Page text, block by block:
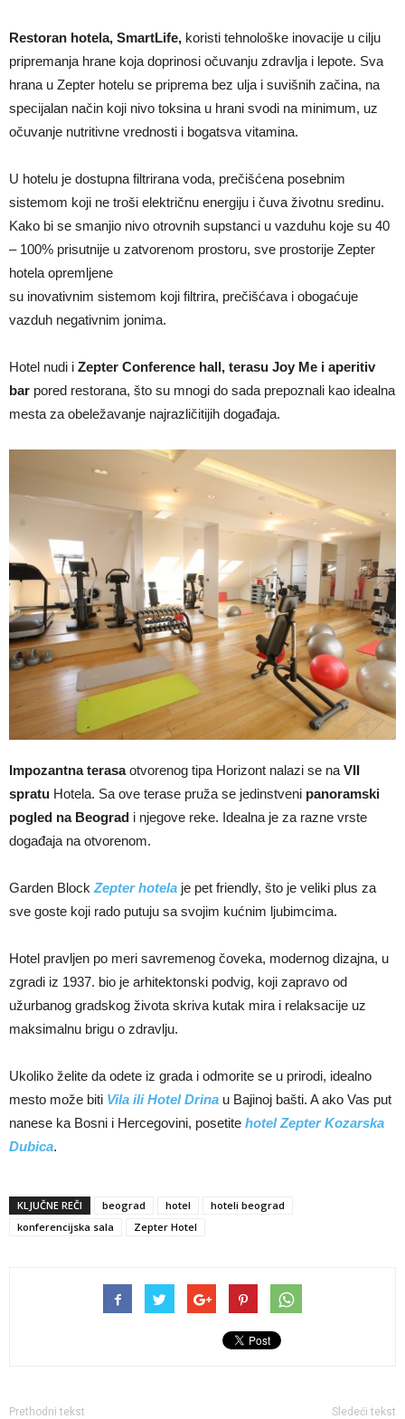
Restoran hotela, SmartLife, koristi tehnološke inovacije u cilju
pripremanja hrane koja doprinosi očuvanju zdravlja i lepote. Sva
hrana u Zepter hotelu se priprema bez ulja i suvišnih začina, na
specijalan način koji nivo toksina u hrani svodi na minimum, uz
očuvanje nutritivne vrednosti i bogatsva vitamina.
U hotelu je dostupna filtrirana voda, prečišćena posebnim
sistemom koji ne troši električnu energiju i čuva životnu sredinu.
Kako bi se smanjio nivo otrovnih supstanci u vazduhu koje su 40
– 100% prisutnije u zatvorenom prostoru, sve prostorije Zepter
hotela opremljene
su inovativnim sistemom koji filtrira, prečišćava i obogaćuje
vazduh negativnim jonima.
Hotel nudi i Zepter Conference hall, terasu Joy Me i aperitiv
bar pored restorana, što su mnogi do sada prepoznali kao idealna
mesta za obeležavanje najrazličitijih događaja.
Impozantna terasaotvorenog tipa Horizont nalazi se na VII
spratu Hotela. Sa ove terase pruža se jedinstveni panoramski
pogled na Beograd i njegove reke. Idealna je za razne vrste
događaja na otvorenom.
Garden Block Zepter hotela je pet friendly, što je veliki plus za
sve goste koji rado putuju sa svojim kućnim ljubimcima.
Hotel pravljen po meri savremenog čoveka, modernog dizajna, u
zgradi iz 1937. bio je arhitektonski podvig, koji zapravo od
užurbanog gradskog života skriva kutak mira i relaksacije uz
maksimalnu brigu o zdravlju.
Ukoliko želite da odete iz grada i odmorite se u prirodi, idealno
mesto može biti Vila ili Hotel Drina u Bajinoj bašti. A ako Vas put
nanese ka Bosni i Hercegovini, posetite hotel Zepter Kozarska
Dubica.
KLJUČNE REČI beograd hotel
hoteli beograd
konferencijska sala
Zepter Hotel
Prethodni tekst Sledeći tekst